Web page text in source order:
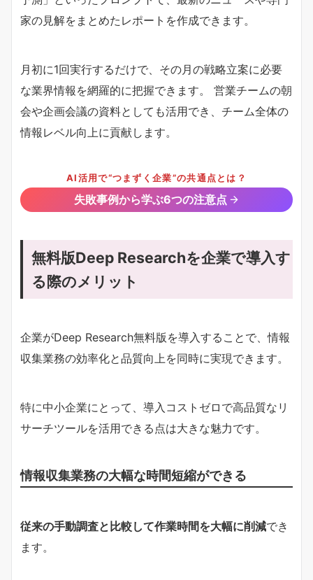
家の見解をまとめたレポートを作成できます。
月初に1回実行するだけで、その月の戦略立案に必要
な業界情報を網羅的に把握できます。 営業チームの朝
会や企画会議の資料としても活用でき、チーム全体の
情報レベル向上に貢献します。
AI活用で“つまずく企業”の共通点とは？
失敗事例から学ぶ6つの注意点
無料版Deep Researchを企業で導入す
る際のメリット
企業がDeep Research無料版を導入することで、情報
収集業務の効率化と品質向上を同時に実現できます。
特に中小企業にとって、導入コストゼロで高品質なリ
サーチツールを活用できる点は大きな魅力です。
情報収集業務の大幅な時間短縮ができる
従来の手動調査と比較して作業時間を大幅に削減でき
ます。